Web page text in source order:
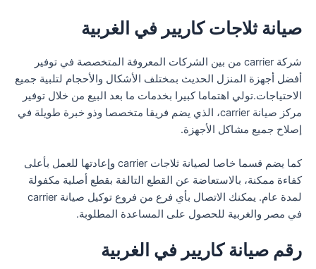
صيانة ثلاجات كاريير في الغربية
شركة carrier من بين الشركات المعروفة المتخصصة في توفير
أفضل أجهزة المنزل الحديث بمختلف الأشكال والأحجام لتلبية جميع
الاحتياجات.تولي اهتماما كبيرا بخدمات ما بعد البيع من خلال توفير
مركز صيانة carrier، الذي يضم فريقا متخصصا وذو خبرة طويلة في
إصلاح جميع مشاكل الأجهزة.
كما يضم قسما خاصا لصيانة ثلاجات carrier وإعادتها للعمل بأعلى
كفاءة ممكنة، بالاستعاضة عن القطع التالفة بقطع أصلية مكفولة
لمدة عام. يمكنك الاتصال بأي فرع من فروع توكيل صيانة carrier
في مصر والغربية للحصول على المساعدة المطلوبة.
رقم صيانة كاريير في الغربية